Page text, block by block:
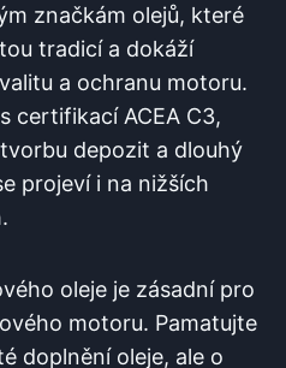
značkám olejů, které
tradicí a dokáží
a ochranu motoru.
certifikací ACEA C3,
depozit a dlouhý
projeví i na nižších
oleje je zásadní pro
motoru. Pamatujte
doplnění oleje, ale o